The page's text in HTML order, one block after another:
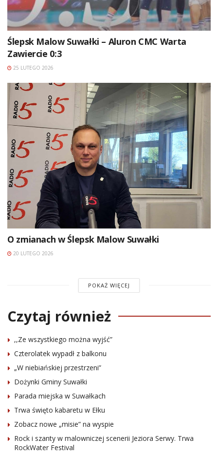
Ślepsk Malow Suwałki – Aluron CMC Warta
Zawiercie 0:3
25 LUTEGO 2026
O zmianach w Ślepsk Malow Suwałki
20 LUTEGO 2026
POKAŻ WIĘCEJ
Czytaj również
,,Ze wszystkiego można wyjść”
Czterolatek wypadł z balkonu
„W niebiańskiej przestrzeni”
Dożynki Gminy Suwałki
Parada miejska w Suwałkach
Trwa święto kabaretu w Ełku
Zobacz nowe „misie” na wyspie
Rock i szanty w malowniczej scenerii Jeziora Serwy. Trwa
RockWater Festival